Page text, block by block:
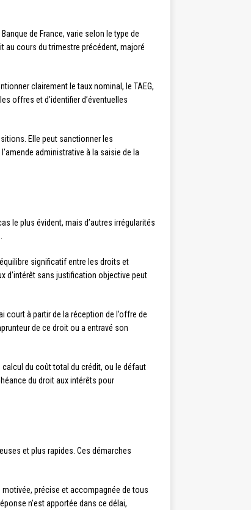
de France, varie selon le type de
au cours du trimestre précédent, majoré
clairement le taux nominal, le TAEG,
offres et d’identifier d’éventuelles
Elle peut sanctionner les
administrative à la saisie de la
le plus évident, mais d’autres irrégularités
significatif entre les droits et
d’intérêt sans justification objective peut
à partir de la réception de l’offre de
de ce droit ou a entravé son
calcul du coût total du crédit, ou le défaut
du droit aux intérêts pour
et plus rapides. Ces démarches
précise et accompagnée de tous
n’est apportée dans ce délai,